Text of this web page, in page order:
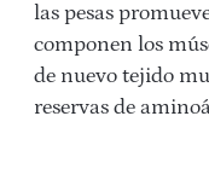
las pesas
componen los
de nuevo tejido
reservas de